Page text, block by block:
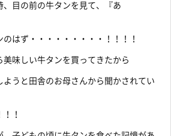
目の前の牛タンを見て、『あ
はず・・・・・・・・・！！！！
美味しい牛タンを買ってきたから
ようと田舎のお母さんから聞かされてい
！